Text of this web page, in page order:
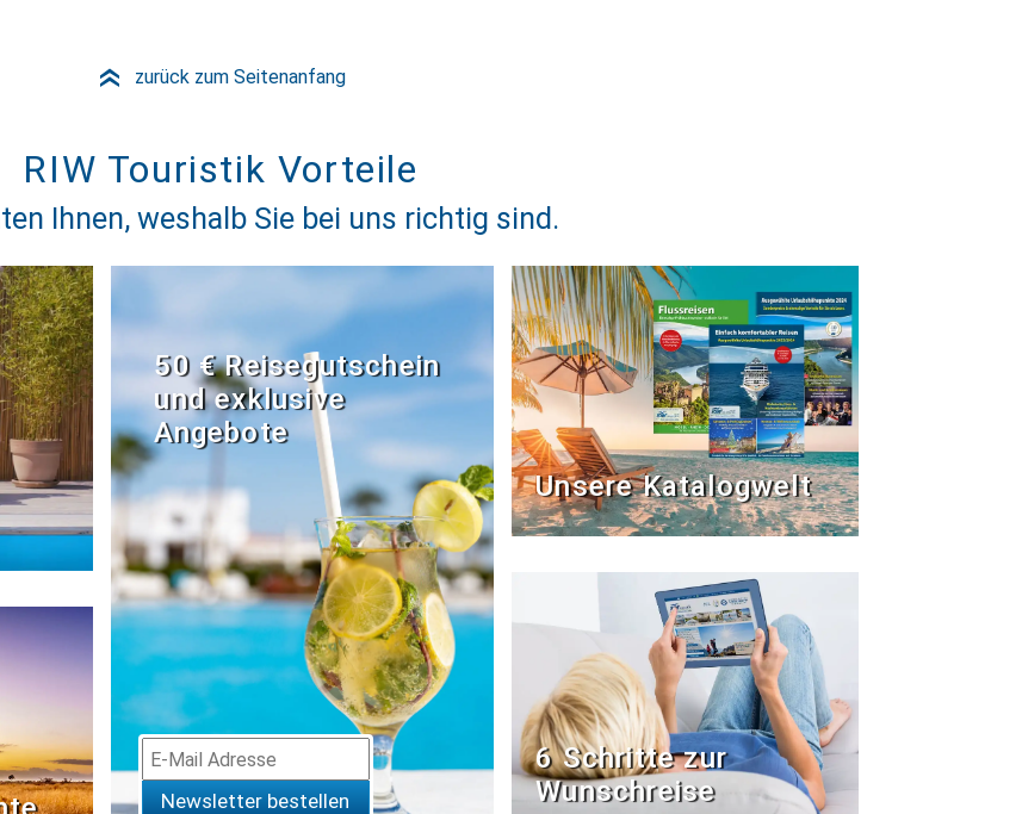
» zurück zum Seitenanfang
RIW Touristik Vorteile
Ihnen, weshalb Sie bei uns richtig sind.
50 € Reisegutschein
und exklusive
Angebote
Newsletter bestellen
Unsere Katalogwelt
6 Schritte zur
Wunschreise